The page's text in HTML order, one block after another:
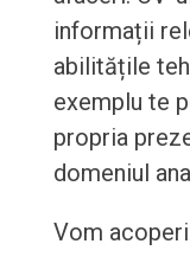
informații
abilitățile
exemplu te
propria
domeniul
Vom